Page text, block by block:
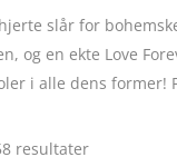
slår for
og en ekte Love
i alle dens
resultaterSortert